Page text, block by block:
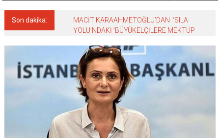
Son dakika:
MACİT KARAAHMETOĞLU’DAN ‘SILA
YOLU’NDAKİ ’BÜYÜKELÇİLERE MEKTUP